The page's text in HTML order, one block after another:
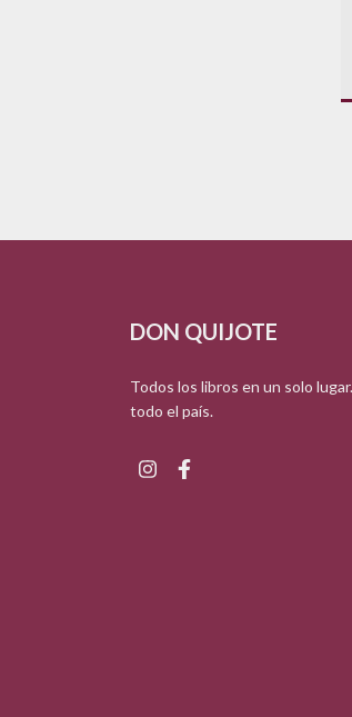
DON QUIJOTE
Todos los libros en un solo
todo el país.